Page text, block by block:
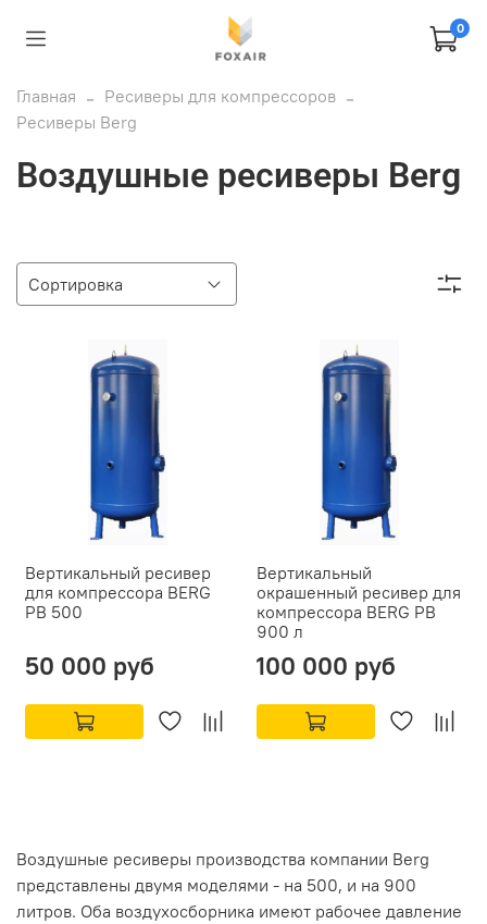
0
Главная
Ресиверы для компрессоров
Ресиверы Berg
Воздушные ресиверы Berg
Вертикальный ресивер
для компрессора BERG
РВ 500
50 000 руб
Вертикальный
окрашенный ресивер для
компрессора BERG РВ
900 л
100 000 руб
Воздушные ресиверы производства компании Berg
представлены двумя моделями - на 500, и на 900
литров. Оба воздухосборника имеют рабочее давление